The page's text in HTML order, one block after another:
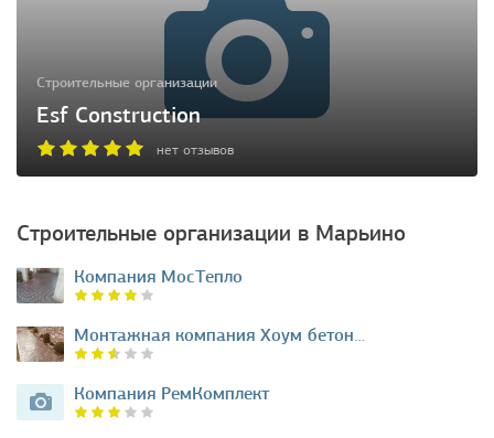
Строительные организации
Esf Construction
нет отзывов
Строительные организации в Марьино
Компания МосТепло
Монтажная компания Хоум бетон…
Компания РемКомплект